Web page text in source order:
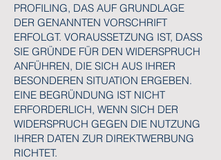
PROFILING, DAS AUF GRUNDLAGE
DER GENANNTEN VORSCHRIFT
ERFOLGT. VORAUSSETZUNG IST, DASS
SIE GRÜNDE FÜR DEN WIDERSPRUCH
ANFÜHREN, DIE SICH AUS IHRER
BESONDEREN SITUATION ERGEBEN.
EINE BEGRÜNDUNG IST NICHT
ERFORDERLICH, WENN SICH DER
WIDERSPRUCH GEGEN DIE NUTZUNG
IHRER DATEN ZUR DIREKTWERBUNG
RICHTET.